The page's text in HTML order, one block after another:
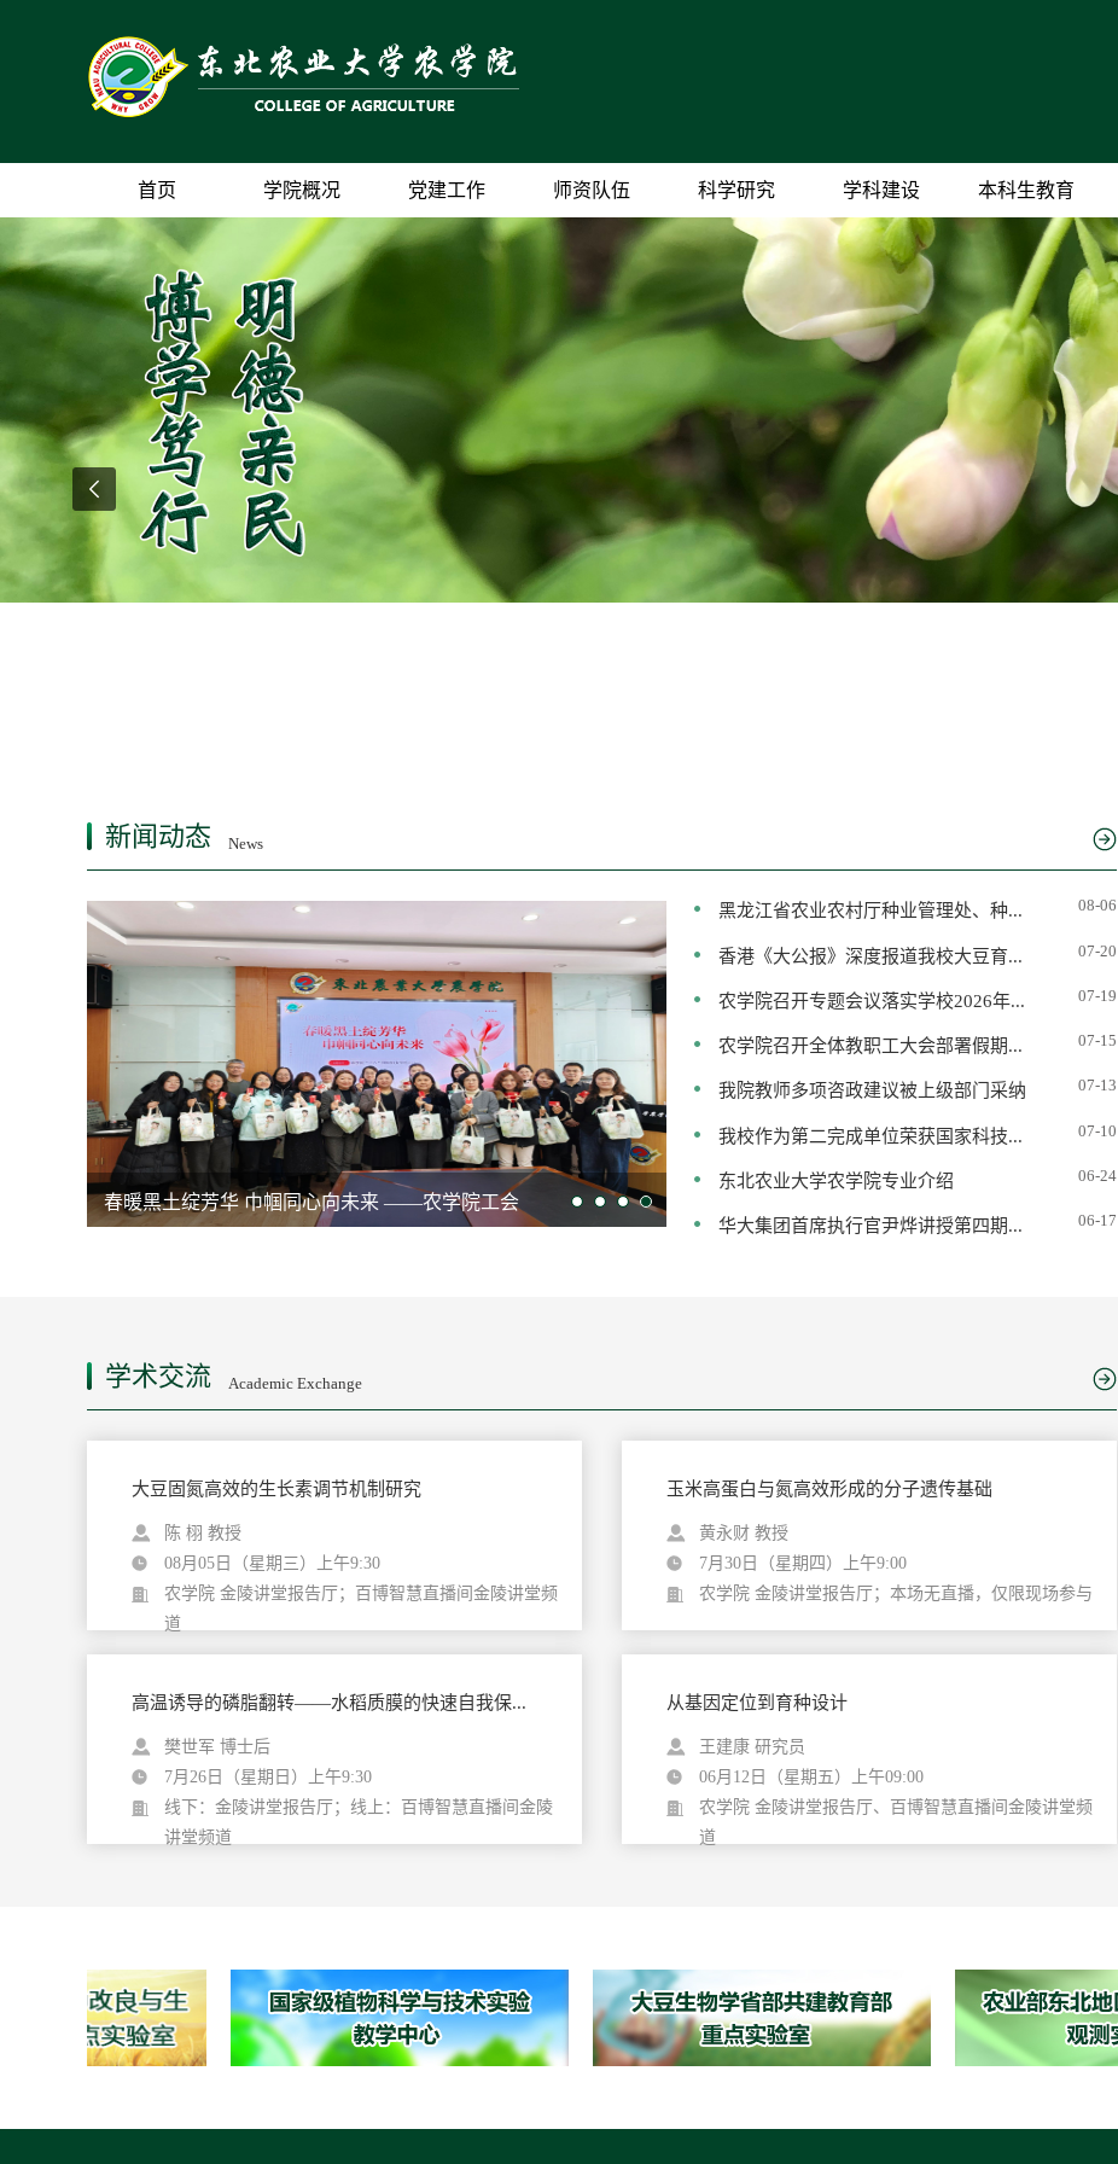
首页 学院概况 党建工作 师资队伍 科学研究 学科建设 本科生教育
新闻动态 News
黑龙江省农业农村厅种业管理处、种业中心到我校
黑龙江省农业农村厅种业管理处、种... 08-06
香港《大公报》深度报道我校大豆育... 07-20
农学院召开专题会议落实学校2026年... 07-19
农学院召开全体教职工大会部署假期... 07-15
我院教师多项咨政建议被上级部门采纳 07-13
我校作为第二完成单位荣获国家科技... 07-10
东北农业大学农学院专业介绍 06-24
华大集团首席执行官尹烨讲授第四期... 06-17
学术交流 Academic Exchange
大豆固氮高效的生长素调节机制研究
陈 栩 教授
08月05日（星期三）上午9:30
农学院 金陵讲堂报告厅；百博智慧直播间金陵讲堂频
道
玉米高蛋白与氮高效形成的分子遗传基础
黄永财 教授
7月30日（星期四）上午9:00
农学院 金陵讲堂报告厅；本场无直播，仅限现场参与
高温诱导的磷脂翻转——水稻质膜的快速自我保...
樊世军 博士后
7月26日（星期日）上午9:30
线下：金陵讲堂报告厅；线上：百博智慧直播间金陵
讲堂频道
从基因定位到育种设计
王建康 研究员
06月12日（星期五）上午09:00
农学院 金陵讲堂报告厅、百博智慧直播间金陵讲堂频
道